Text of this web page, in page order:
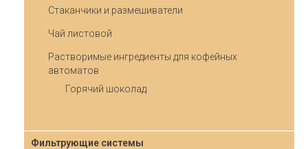
Стаканчики и размешиватели
Чай листовой
Растворимые ингредиенты для кофейных
автоматов
Горячий шоколад
Фильтрующие системы